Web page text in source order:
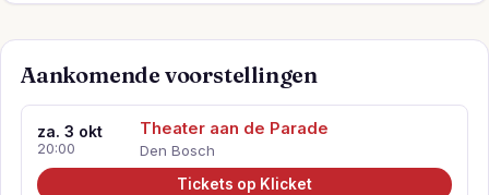
Aankomende voorstellingen
za. 3 okt
20:00
Theater aan de Parade
Den Bosch
Tickets op Klicket